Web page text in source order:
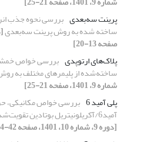
پرینت سه‌بعدی بررسی نحوه جذب
ساخته شده به روش پرینت سه‌بعدی
صفحه 13-20]
پلاک‌های ارتوپدی بررسی خواص
ساخته‌شده از پلیمرهای مختلف به
شماره 9، 1401، صفحه 21-25]
پلی آمید 6
بررسی خواص مکانیکی،
آمید6/آکریلونیتریل بوتادین تقویت‌شده با نانوذرات کاربید سیلیسیم
[دوره 9، شماره 10، 1401، صفحه 42-54]